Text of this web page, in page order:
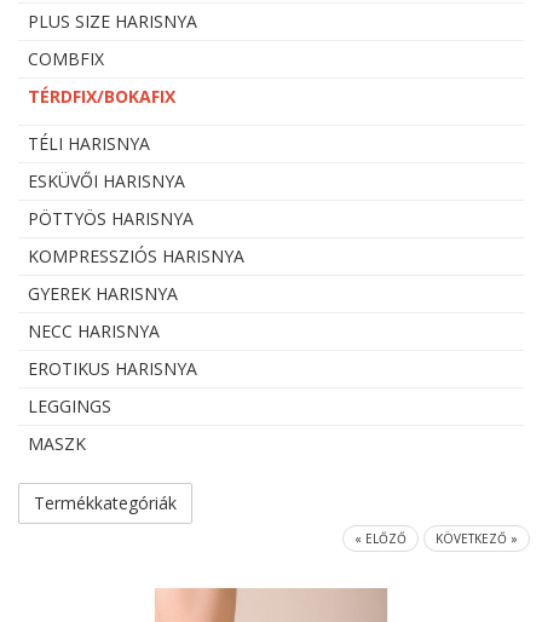
PLUS SIZE HARISNYA
COMBFIX
TÉRDFIX/BOKAFIX
TÉLI HARISNYA
ESKÜVŐI HARISNYA
PÖTTYÖS HARISNYA
KOMPRESSZIÓS HARISNYA
GYEREK HARISNYA
NECC HARISNYA
EROTIKUS HARISNYA
LEGGINGS
MASZK
Termékkategóriák
« ELŐZŐ KÖVETKEZŐ »